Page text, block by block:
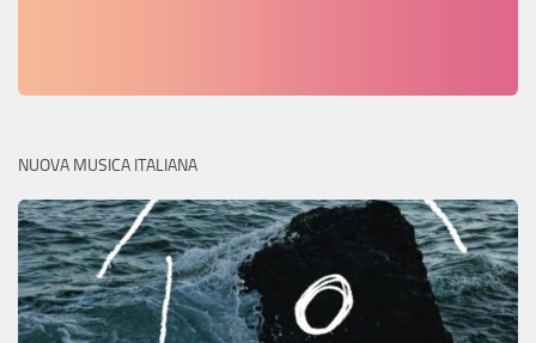
NUOVA MUSICA ITALIANA